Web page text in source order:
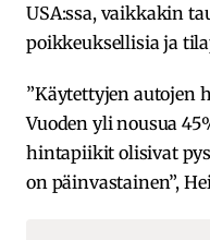
USA:ssa, vaikkakin
poikkeuksellisia ja
”Käytettyjen autojen
Vuoden yli nousua
hintapiikit olisivat
on päinvastainen”,